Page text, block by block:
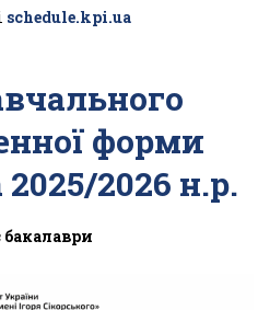
schedule.kpi.ua
форми
2026 н.р.
бакалаври